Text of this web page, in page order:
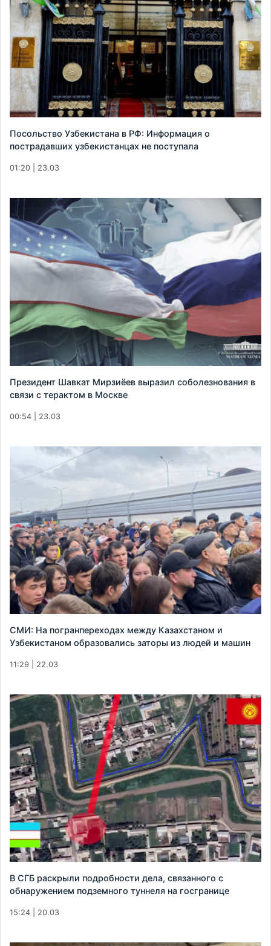
Посольство Узбекистана в РФ: Информация о
пострадавших узбекистанцах не поступала
01:20 | 23.03
Президент Шавкат Мирзиёев выразил соболезнования в
связи с терактом в Москве
00:54 | 23.03
СМИ: На погранпереходах между Казахстаном и
Узбекистаном образовались заторы из людей и машин
11:29 | 22.03
В СГБ раскрыли подробности дела, связанного с
обнаружением подземного туннеля на госгранице
15:24 | 20.03